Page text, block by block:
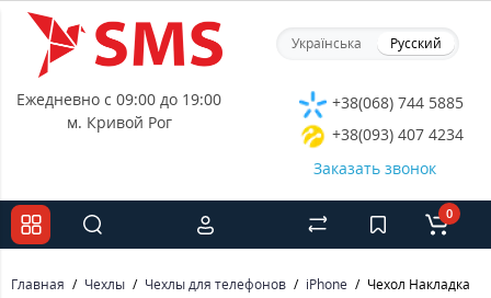
Українська Русский
Ежедневно с 09:00 до 19:00
м. Кривой Рог
+38(068) 744 5885
+38(093) 407 4234
Заказать звонок
0
Главная Чехлы Чехлы для телефонов iPhone Чехол Накладка